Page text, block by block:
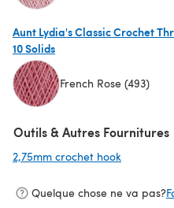
Aunt Lydia's Classic Crochet
10 Solids
French Rose (493)
Outils & Autres Fournitures
2,75mm crochet hook
Quelque chose ne va pas?